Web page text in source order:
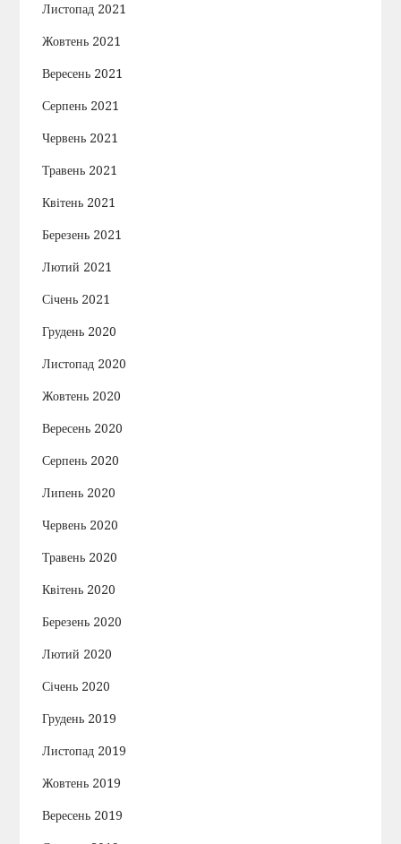
Листопад 2021
Жовтень 2021
Вересень 2021
Серпень 2021
Червень 2021
Травень 2021
Квітень 2021
Березень 2021
Лютий 2021
Січень 2021
Грудень 2020
Листопад 2020
Жовтень 2020
Вересень 2020
Серпень 2020
Липень 2020
Червень 2020
Травень 2020
Квітень 2020
Березень 2020
Лютий 2020
Січень 2020
Грудень 2019
Листопад 2019
Жовтень 2019
Вересень 2019